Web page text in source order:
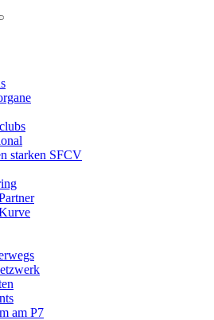
starken SFCV
am P7